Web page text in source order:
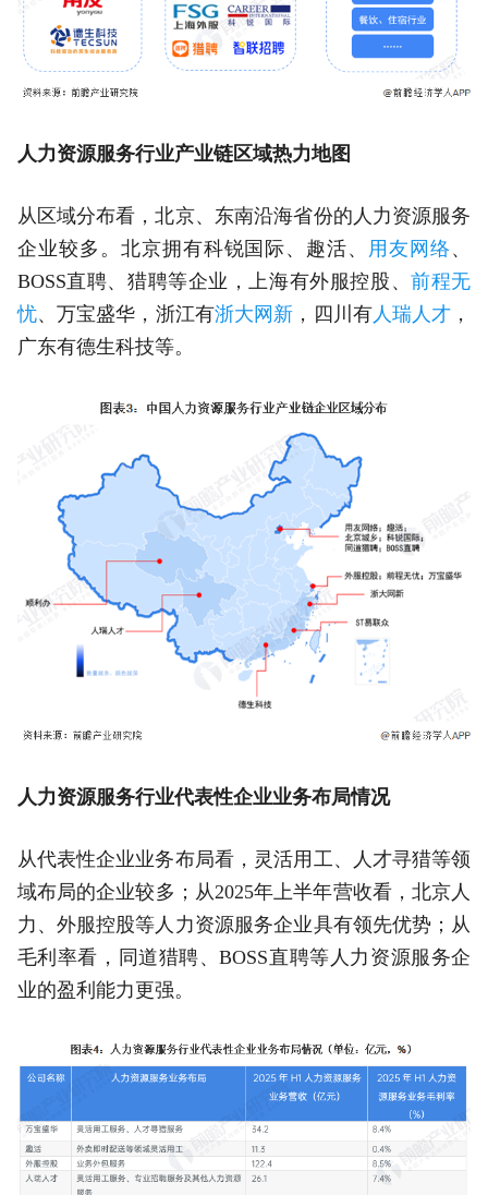
人力资源服务行业产业链区域热力地图
从区域分布看，北京、东南沿海省份的人力资源服务
企业较多。北京拥有科锐国际、趣活、 用友网络 、
BOSS直聘、猎聘等企业，上海有外服控股、前程无
忧、万宝盛华，浙江有浙大网新 ，四川有人瑞人才 ，
广东有德生科技等。
人力资源服务行业代表性企业业务布局情况
从代表性企业业务布局看，灵活用工、人才寻猎等领
域布局的企业较多；从2025年上半年营收看，北京人
力、外服控股等人力资源服务企业具有领先优势；从
毛利率看，同道猎聘、BOSS直聘等人力资源服务企
业的盈利能力更强。